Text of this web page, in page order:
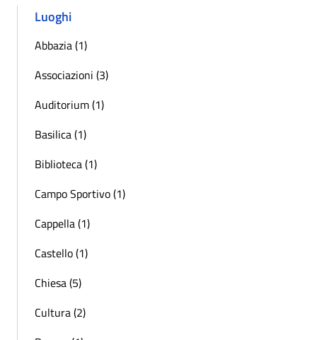
Luoghi
Abbazia (1)
Associazioni (3)
Auditorium (1)
Basilica (1)
Biblioteca (1)
Campo Sportivo (1)
Cappella (1)
Castello (1)
Chiesa (5)
Cultura (2)